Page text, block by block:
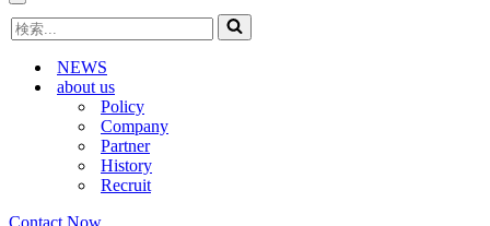
ゲ
シ
ョ
ナ
ビ
検
索...
NEWS
about us
Policy
Company
Partner
History
Recruit
Contact Now